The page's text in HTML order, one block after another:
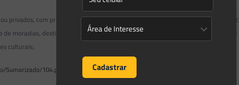
privados, com predomínio de vegetação, preferencialmente nativa, natural ou
de moradias, destinados aos propósitos de recreação, lazer, melhoria da
culturais;
104.pdf